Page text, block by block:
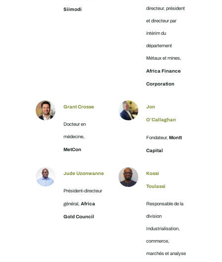
Siimodi
directeur, président
et directeur par
intérim du
département
Métaux et mines,
Africa Finance
Corporation
Grant Crosse
Docteur en
médecine,
MetCon
Jon
O’Callaghan
Fondateur, Montt
Capital
Jude Uzonwanne
Président-directeur
général, Africa
Gold Council
Kossi
Toulassi
Responsable de la
division
Industrialisation,
commerce,
marchés et analyse